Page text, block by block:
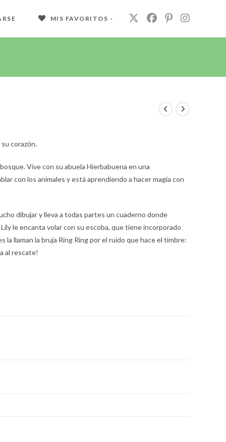
MIS FAVORITOS -
corazón.
Vive con su abuela Hierbabuena en una
con los animales y está aprendiendo a hacer magia con
dibujar y lleva a todas partes un cuaderno donde
le encanta volar con su escoba, que tiene incorporado
la llaman la bruja Ring Ring por el ruido que hace el timbre:
al rescate!